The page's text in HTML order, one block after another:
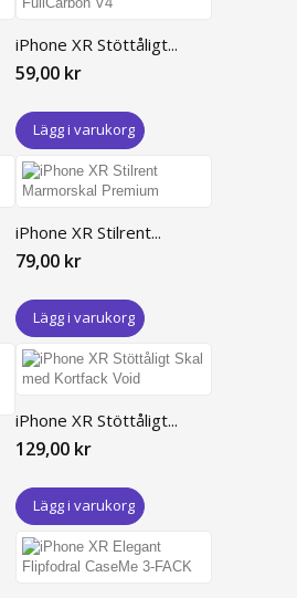
iPhone XR Stöttåligt...
59,00 kr
Lägg i varukorg
iPhone XR Stilrent...
79,00 kr
Lägg i varukorg
iPhone XR Stöttåligt...
129,00 kr
Lägg i varukorg